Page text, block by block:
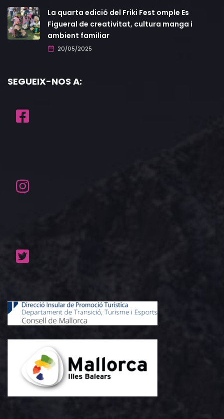
La quarta edició del Friki Fest omple Es
Figueral de creativitat, cultura manga i
ambient familiar
20/05/2025
SEGUEIX-NOS A: